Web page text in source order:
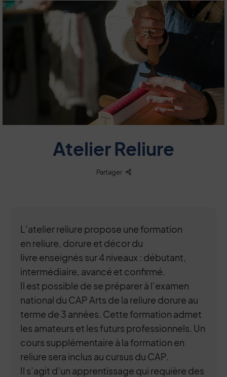
Image d'illustration de Atelier Reliure
Atelier Reliure
Partager Liste des liens de partage
L’atelier reliure propose une formation
en reliure, dorure et décor du
livre enseignés sur 4 niveaux : débutant,
intermédiaire, avancé et confirmé.
Il est possible de se préparer à l’examen
national du CAP Arts de la reliure dorure au
terme de 3 années. Cette formation admet
les amateurs et les futurs professionnels. Un
cours supplémentaire à la formation en
reliure sera inclus au cursus du CAP.
Il s’agit d’un apprentissage qui requière des